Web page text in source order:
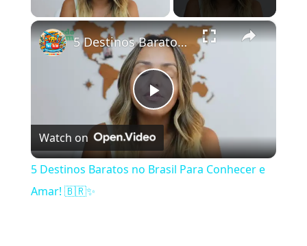
×
Play Video
5 Destinos Baratos no Brasil Para Conhecer e Amar! 🇧🇷✨
Watch on
5 Destinos Baratos no Brasil Para Conhecer e
Amar! 🇧🇷✨